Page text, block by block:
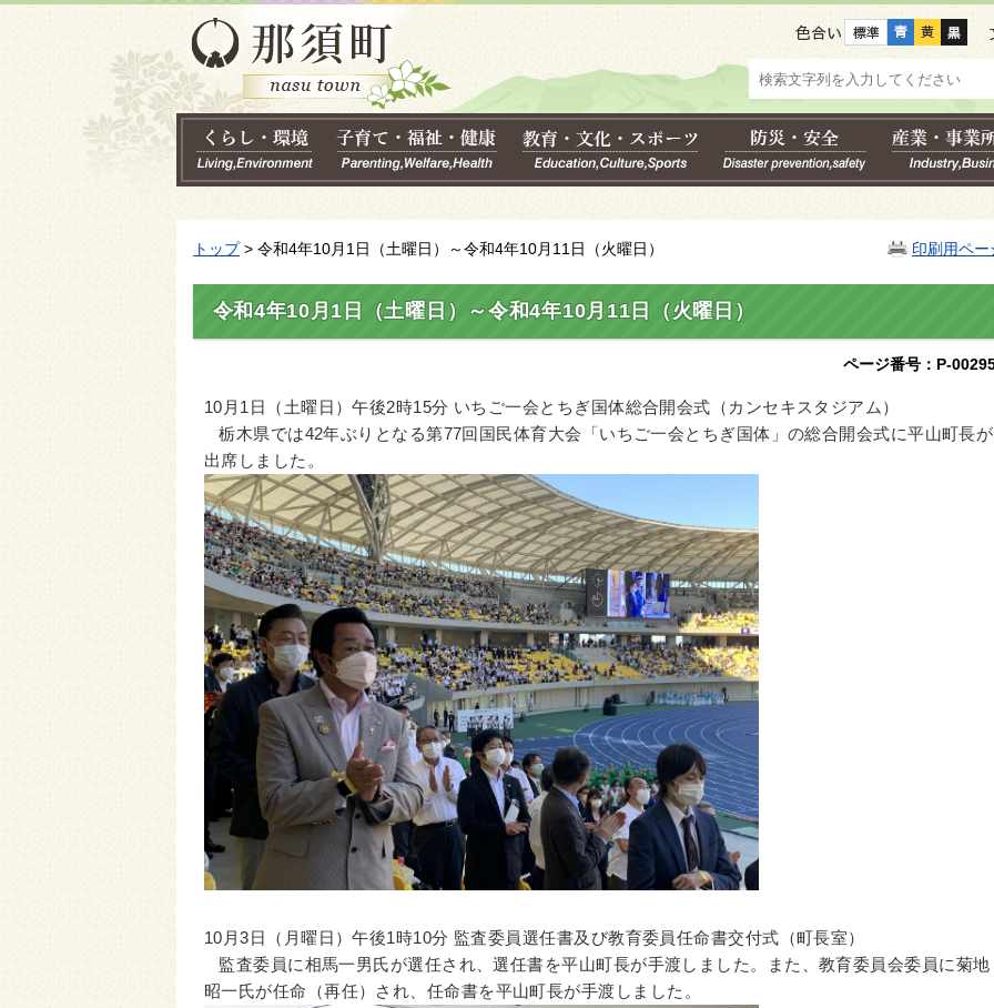
色合い
印刷用ペー
トップ> 令和4年10月1日（土曜日）～令和4年10月11日（火曜日）
令和4年10月1日（土曜日）～令和4年10月11日（火曜日）
ページ番号：P-
10月1日（土曜日）午後2時15分 いちご一会とちぎ国体総合開会式（カンセキスタジアム）
栃木県では42年ぶりとなる第77回国民体育大会「いちご一会とちぎ国体」の総合開会式に平山町長が
出席しました。
10月3日（月曜日）午後1時10分 監査委員選任書及び教育委員任命書交付式（町長室）
監査委員に相馬一男氏が選任され、選任書を平山町長が手渡しました。また、教育委員会委員に菊地
昭一氏が任命（再任）され、任命書を平山町長が手渡しました。